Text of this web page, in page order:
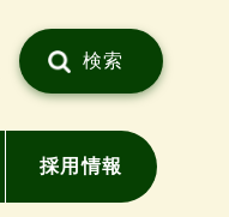
検索
採用情報